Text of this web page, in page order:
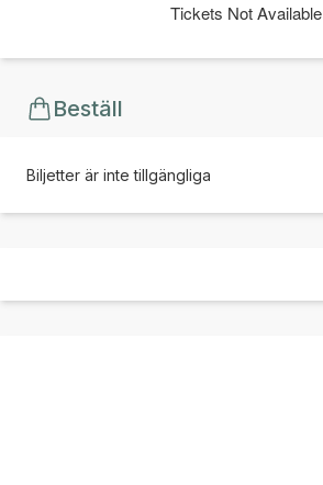
Tickets Not Available
Beställ
Biljetter är inte tillgängliga